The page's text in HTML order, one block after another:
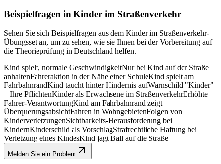
Beispielfragen in Kinder im Straßenverkehr
Sehen Sie sich Beispielfragen aus dem Kinder im Straßenverkehr-
Übungsset an, um zu sehen, wie sie Ihnen bei der Vorbereitung auf
die Theorieprüfung in Deutschland helfen.
Kind spielt, normale GeschwindigkeitNur bei Kind auf der Straße
anhaltenFahreraktion in der Nähe einer SchuleKind spielt am
FahrbahnrandKind taucht hinter Hindernis aufWarnschild "Kinder"
– Ihre PflichtenKinder als Erwachsene im StraßenverkehrErhöhte
Fahrer-VerantwortungKind am Fahrbahnrand zeigt
ÜberquerungsabsichtFahren in WohngebietenFolgen von
KinderverletzungenSichtbarkeits-Herausforderung bei
KindernKinderschild als VorschlagStrafrechtliche Haftung bei
Verletzung eines KindesKind jagt Ball auf die Straße
Melden Sie ein Problem